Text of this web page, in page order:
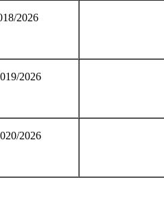
2026
2026
2026